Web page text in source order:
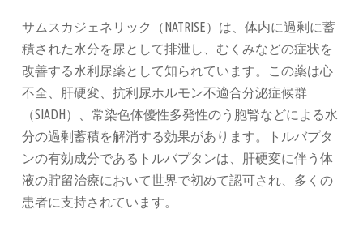
サムスカジェネリック（NATRISE）は、体内に過剰に蓄
積された水分を尿として排泄し、むくみなどの症状を
改善する水利尿薬として知られています。この薬は心
不全、肝硬変、抗利尿ホルモン不適合分泌症候群
（SIADH）、常染色体優性多発性のう胞腎などによる水
分の過剰蓄積を解消する効果があります。トルバプタ
ンの有効成分であるトルバプタンは、肝硬変に伴う体
液の貯留治療において世界で初めて認可され、多くの
患者に支持されています。